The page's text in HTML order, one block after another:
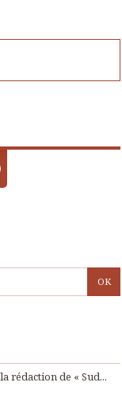
rédaction de « Sud...